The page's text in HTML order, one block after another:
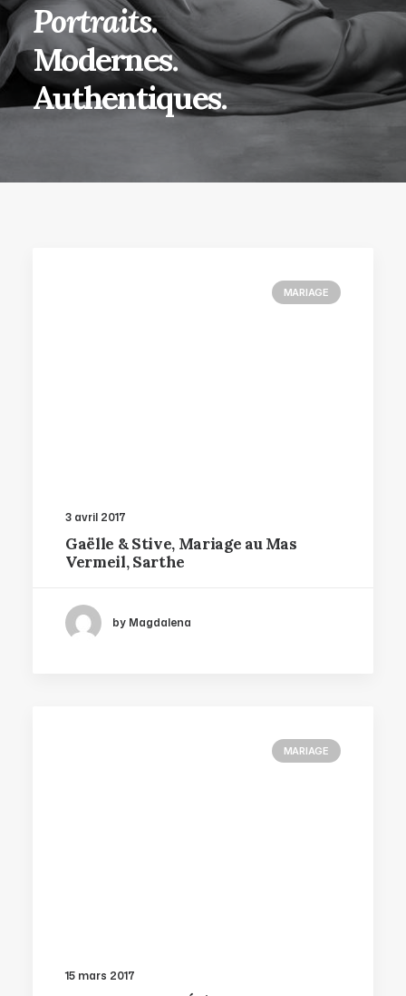
Portraits.
Modernes.
Authentiques.
MARIAGE
3 avril 2017
Gaëlle & Stive, Mariage au Mas
Vermeil, Sarthe
by Magdalena
MARIAGE
15 mars 2017